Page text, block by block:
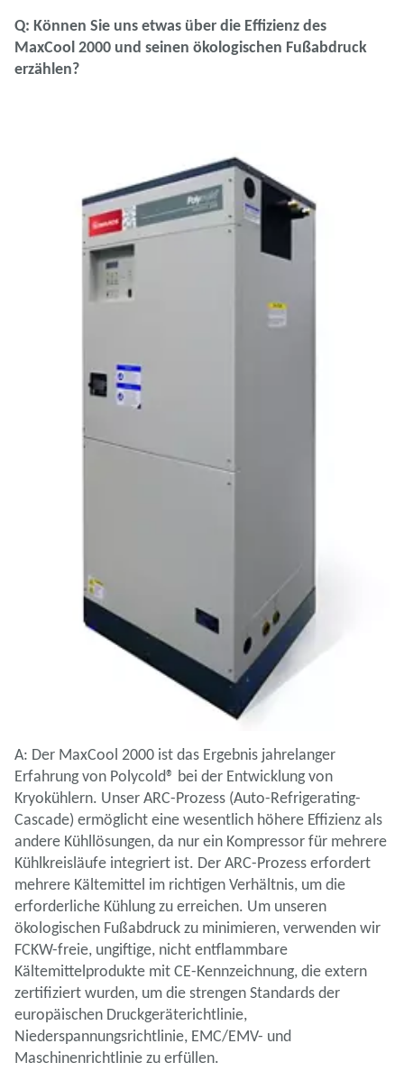
Q: Können Sie uns etwas über die Effizienz des
MaxCool 2000 und seinen ökologischen Fußabdruck
erzählen?
A: Der MaxCool 2000 ist das Ergebnis jahrelanger
Erfahrung von Polycold® bei der Entwicklung von
Kryokühlern. Unser ARC-Prozess (Auto-Refrigerating-
Cascade) ermöglicht eine wesentlich höhere Effizienz als
andere Kühllösungen, da nur ein Kompressor für mehrere
Kühlkreisläufe integriert ist. Der ARC-Prozess erfordert
mehrere Kältemittel im richtigen Verhältnis, um die
erforderliche Kühlung zu erreichen. Um unseren
ökologischen Fußabdruck zu minimieren, verwenden wir
FCKW-freie, ungiftige, nicht entflammbare
Kältemittelprodukte mit CE-Kennzeichnung, die extern
zertifiziert wurden, um die strengen Standards der
europäischen Druckgeräterichtlinie,
Niederspannungsrichtlinie, EMC/EMV- und
Maschinenrichtlinie zu erfüllen.